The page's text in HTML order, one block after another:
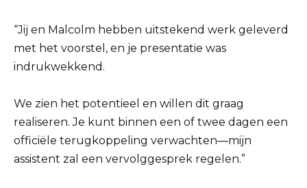
“Jij en Malcolm hebben uitstekend werk geleverd
met het voorstel, en je presentatie was
indrukwekkend.
We zien het potentieel en willen dit graag
realiseren. Je kunt binnen een of twee dagen een
officiële terugkoppeling verwachten—mijn
assistent zal een vervolggesprek regelen.”